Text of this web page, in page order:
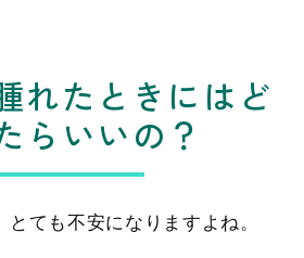
れたときにはど
らいいの？
ても不安になりますよね。